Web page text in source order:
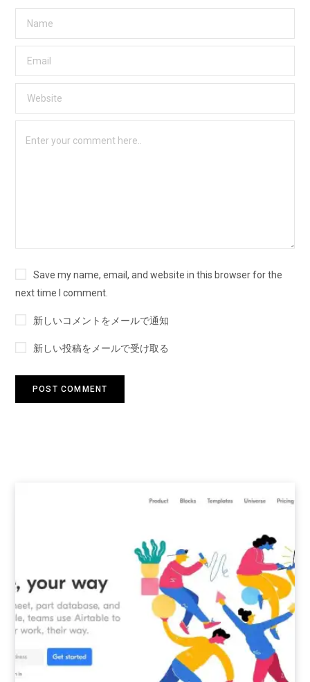
Save my name, email, and website in this browser for the
next time I comment.
新しいコメントをメールで通知
新しい投稿をメールで受け取る